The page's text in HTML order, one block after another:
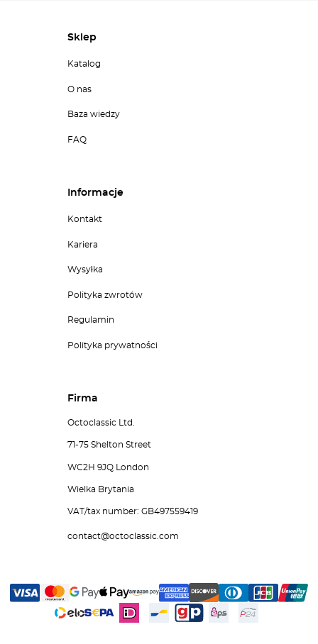
Sklep
Katalog
O nas
Baza wiedzy
FAQ
Informacje
Kontakt
Kariera
Wysyłka
Polityka zwrotów
Regulamin
Polityka prywatności
Firma
Octoclassic Ltd.
71-75 Shelton Street
WC2H 9JQ London
Wielka Brytania
VAT/tax number: GB497559419
contact@octoclassic.com